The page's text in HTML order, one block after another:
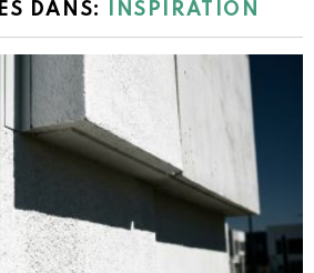
DANS: INSPIRATION